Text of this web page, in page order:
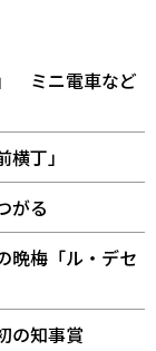
ミニ電車など
丁」
がる
晩梅「ル・デセ
の知事賞